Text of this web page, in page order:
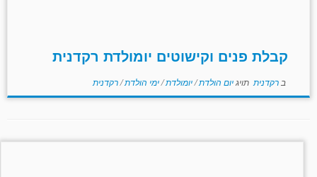
קבלת פנים וקישוטים יומולדת רקדנית
ב רקדנית תויגיום הולדת/יומולדת/ימי הולדת/רקדנית